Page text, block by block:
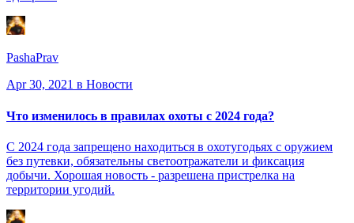
PashaPrav
Apr 30, 2021 в Новости
Что изменилось в правилах охоты с 2024 года?
С 2024 года запрещено находиться в охотугодьях с оружием
без путевки, обязательны светоотражатели и фиксация
добычи. Хорошая новость - разрешена пристрелка на
территории угодий.